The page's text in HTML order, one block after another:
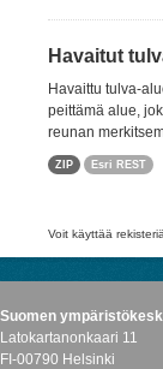
Havaitut
Havaittu tulva-
peittämä alue,
reunan
ZIP Esri REST
Voit käyttää
Suomen
Latokartanonkaari 11
FI-00790 Helsinki